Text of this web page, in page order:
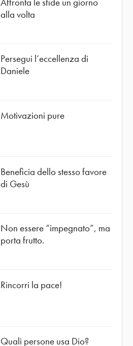
alla volta
Persegui l’eccellenza di
Daniele
Motivazioni pure
Beneficia dello stesso favore
di Gesù
Non essere “impegnato”, ma
porta frutto.
Rincorri la pace!
Quali persone usa Dio?